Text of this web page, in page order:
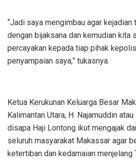
“Jadi saya mengimbau agar
dengan bijaksana dan kemudian kita
percayakan kepada tiap pihak
penyampaian saya,” tukasnya.
Ketua Kerukunan Keluarga Besar
Kalimantan Utara, H. Najamuddin
disapa Haji Lontong ikut mengajak
seluruh masyarakat Makassar agar
ketertiban dan kedamaian menjelang